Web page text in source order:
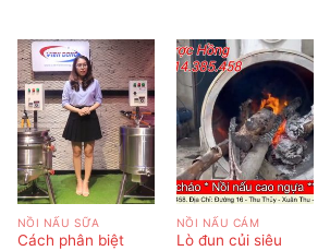
NỒI NẤU SỮA
Cách phân biệt
NỒI NẤU CÁM
Lò đun củi siêu